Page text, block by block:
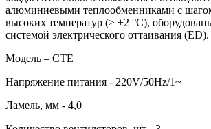
алюминиевыми теплообменниками с
высоких температур (≥ +2 °C),
системой электрического оттаивания (ED).
Модель – CTE
Напряжение питания - 220V/50Hz/1~
Ламель, мм - 4,0